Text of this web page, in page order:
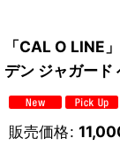
「CAL O LINE
デン ジャガー
販売価格: